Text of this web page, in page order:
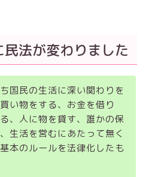
法が変わりました
国民の生活に深い関わりを
い物をする、お金を借り
、人に物を貸す、誰かの保
生活を営むにあたって無く
本のルールを法律化したも